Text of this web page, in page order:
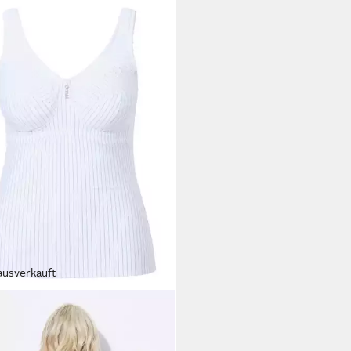
Shaping-Hemd
ohne BH tragbar